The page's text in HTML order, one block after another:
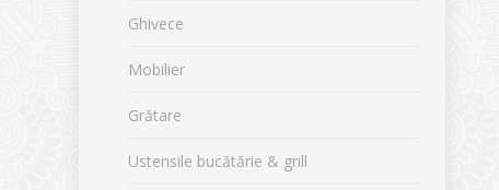
Ghivece
Mobilier
Grătare
Ustensile bucătărie & grill